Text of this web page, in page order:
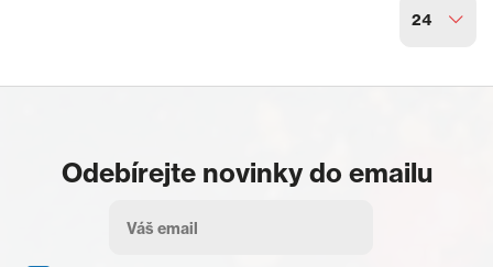
24
Odebírejte novinky do emailu